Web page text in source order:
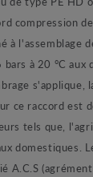
compression
à l'assemblage
à 20 °C aux
s'applique,
ce raccord est
tels que,
domestiques.
A.C.S